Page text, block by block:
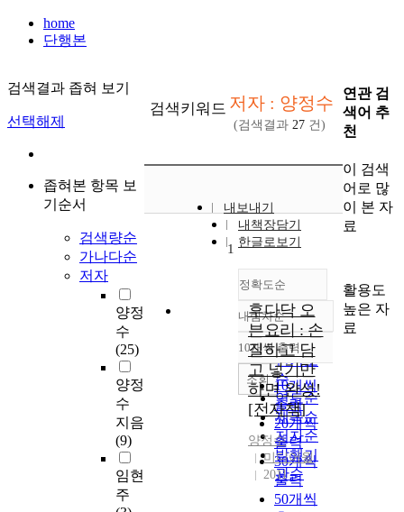
home
단행본
검색결과 좁혀 보기
선택해제
좁혀본 항목 보
기순서
검색량순
가나다순
저자
양정
수
(25)
양정
수
지음
(9)
임현
주
검색키워드 저자 : 양정수
(검색결과 27 건)
내보내기
내책장담기
한글로보기
정확도순
정확도
순
인기도
순
연도순
제목순
저자순
발행기
관순
내림차순
내림차순
10개씩 출력
10개씩
출력
20개씩
출력
30개씩
출력
50개씩
조회
1
후다닥 오
븐요리 : 손
질하고 담
고 넣기만
하면 완성!
[전자책]
양정수
미디어윌
2011
연관 검
색어 추
천
이 검색
어로 많
이 본 자
료
활용도
높은 자
료